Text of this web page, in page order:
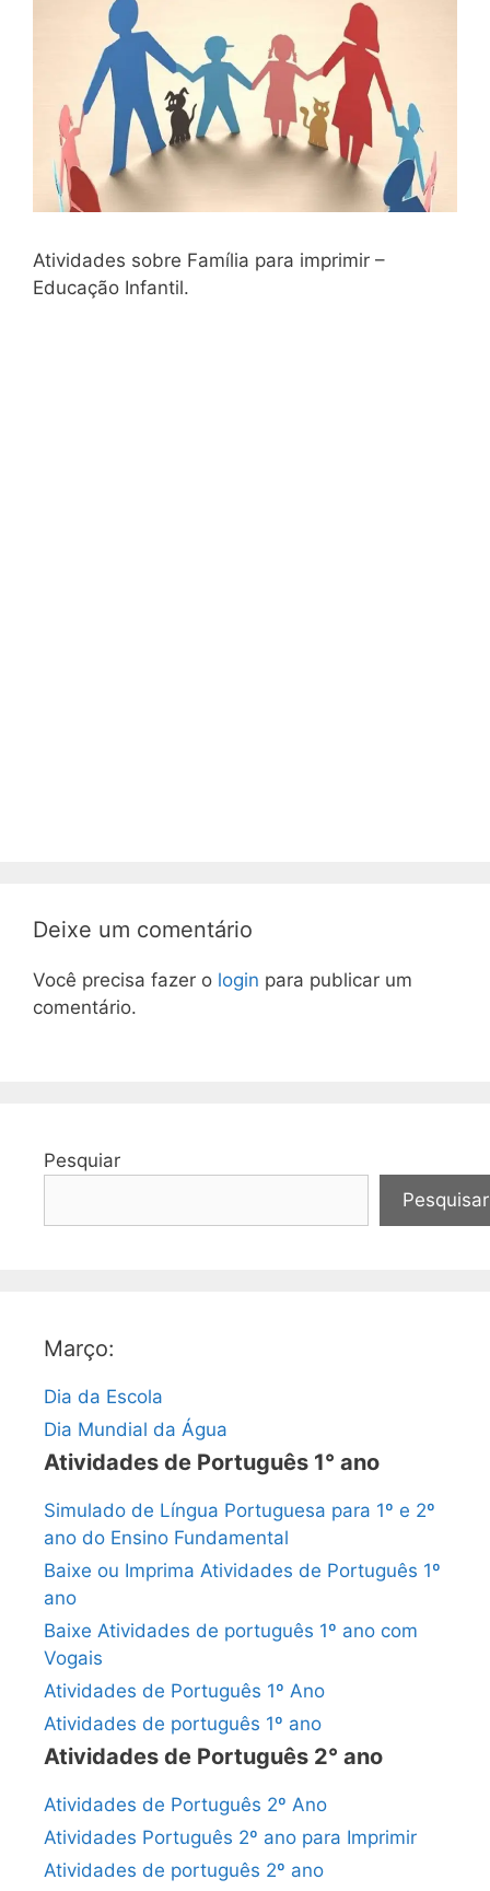
Atividades sobre Família para imprimir –
Educação Infantil.
Deixe um comentário
Você precisa fazer o login para publicar um
comentário.
Pesquiar
Pesquisar
Março:
Dia da Escola
Dia Mundial da Água
Atividades de Português 1° ano
Simulado de Língua Portuguesa para 1º e 2º
ano do Ensino Fundamental
Baixe ou Imprima Atividades de Português 1º
ano
Baixe Atividades de português 1º ano com
Vogais
Atividades de Português 1º Ano
Atividades de português 1º ano
Atividades de Português 2° ano
Atividades de Português 2º Ano
Atividades Português 2º ano para Imprimir
Atividades de português 2º ano